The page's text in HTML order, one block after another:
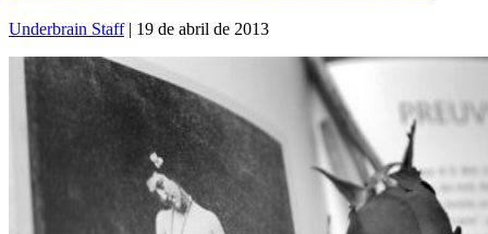
Underbrain Staff| 19 de abril de 2013